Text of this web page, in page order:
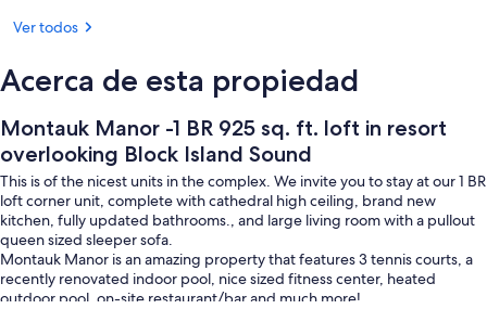
Ver todos
Acerca de esta propiedad
Montauk Manor -1 BR 925 sq. ft. loft in resort
overlooking Block Island Sound
This is of the nicest units in the complex. We invite you to stay at our 1 BR
loft corner unit, complete with cathedral high ceiling, brand new
kitchen, fully updated bathrooms., and large living room with a pullout
queen sized sleeper sofa.
Montauk Manor is an amazing property that features 3 tennis courts, a
recently renovated indoor pool, nice sized fitness center, heated
outdoor pool, on-site restaurant/bar and much more!